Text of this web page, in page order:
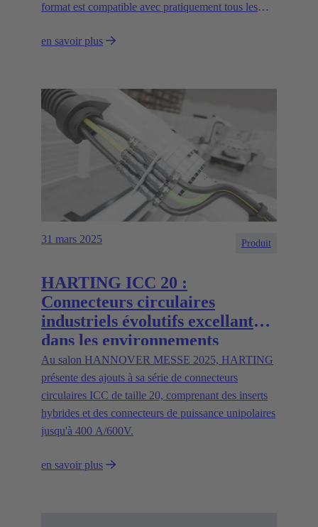
format est compatible avec pratiquement tous les
de transfert de données allant jusqu'à 20 Gbit/s.
en savoir plus
31 mars 2025 Produit
HARTING ICC 20 :
Connecteurs circulaires
industriels évolutifs excellant
dans les environnements
difficiles
Au salon HANNOVER MESSE 2025, HARTING
présente des ajouts à sa série de connecteurs
circulaires ICC de taille 20, comprenant des inserts
hybrides et des connecteurs de puissance unipolaires
jusqu'à 400 A/600V.
en savoir plus